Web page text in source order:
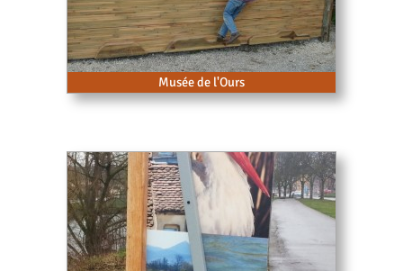
Musée de l'Ours